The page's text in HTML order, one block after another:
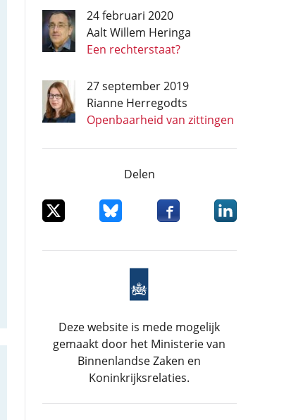
24 februari 2020
Aalt Willem Heringa
Een rechterstaat?
27 september 2019
Rianne Herregodts
Openbaarheid van zittingen
Delen
Deel dit item op XDeel dit item op Bluesky
Deel dit item op
Deel dit
Deze website is mede mogelijk
gemaakt door het Ministerie van
Binnenlandse Zaken en
Koninkrijksrelaties.